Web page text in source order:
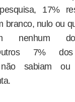
17%
branco, nulo ou
nenhum
7% dos
sabiam ou